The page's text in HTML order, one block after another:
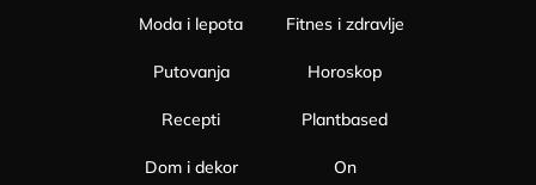
Moda i lepota Fitnes i zdravlje
Putovanja
Recepti
Dom i dekor
Horoskop
Plantbased
On